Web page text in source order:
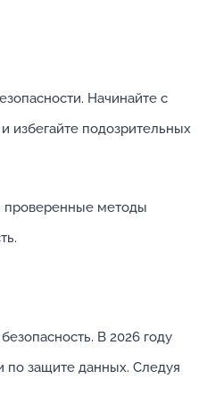
Начинайте с
избегайте подозрительных
проверенные методы
В 2026 году
по защите данных. Следуя